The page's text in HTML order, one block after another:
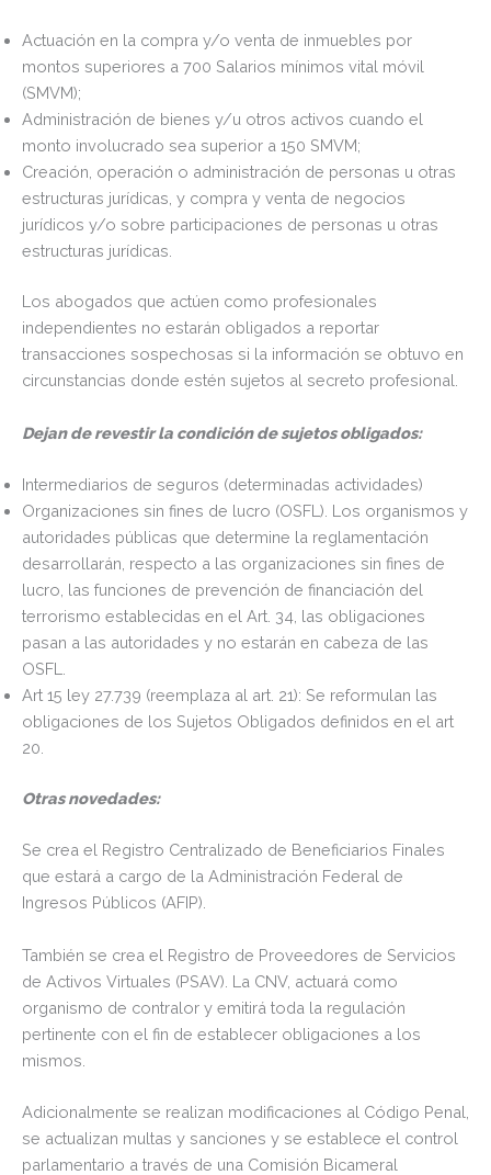
Actuación en la compra y/o venta de inmuebles por
montos superiores a 700 Salarios mínimos vital móvil
(SMVM);
Administración de bienes y/u otros activos cuando el
monto involucrado sea superior a 150 SMVM;
Creación, operación o administración de personas u otras
estructuras jurídicas, y compra y venta de negocios
jurídicos y/o sobre participaciones de personas u otras
estructuras jurídicas.
Los abogados que actúen como profesionales
independientes no estarán obligados a reportar
transacciones sospechosas si la información se obtuvo en
circunstancias donde estén sujetos al secreto profesional.
Dejan de revestir la condición de sujetos obligados:
Intermediarios de seguros (determinadas actividades)
Organizaciones sin fines de lucro (OSFL). Los organismos y
autoridades públicas que determine la reglamentación
desarrollarán, respecto a las organizaciones sin fines de
lucro, las funciones de prevención de financiación del
terrorismo establecidas en el Art. 34, las obligaciones
pasan a las autoridades y no estarán en cabeza de las
OSFL.
Art 15 ley 27.739 (reemplaza al art. 21): Se reformulan las
obligaciones de los Sujetos Obligados definidos en el art
20.
Otras novedades:
Se crea el Registro Centralizado de Beneficiarios Finales
que estará a cargo de la Administración Federal de
Ingresos Públicos (AFIP).
También se crea el Registro de Proveedores de Servicios
de Activos Virtuales (PSAV). La CNV, actuará como
organismo de contralor y emitirá toda la regulación
pertinente con el fin de establecer obligaciones a los
mismos.
Adicionalmente se realizan modificaciones al Código Penal,
se actualizan multas y sanciones y se establece el control
parlamentario a través de una Comisión Bicameral